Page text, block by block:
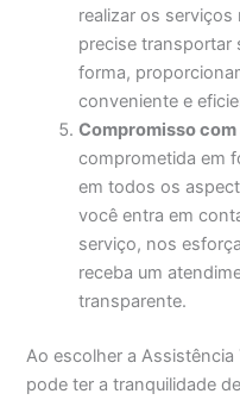
realizar os
precise transportar
forma,
conveniente e
Compromisso
comprometida em
em todos os
você entra em
serviço, nos
receba um
transparente.
Ao escolher a Assistência
pode ter a tranquilidade